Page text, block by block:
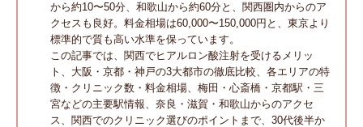
から約10〜50分、和歌山から約60分と、関西圏内からのア
クセスも良好。料金相場は60,000〜150,000円と、東京より
標準的で質も高い水準を保っています。
この記事では、関西でヒアルロン酸注射を受けるメリッ
ト、大阪・京都・神戸の3大都市の徹底比較、各エリアの特
徴・クリニック数・料金相場、梅田・心斎橋・京都駅・三
宮などの主要駅情報、奈良・滋賀・和歌山からのアクセ
ス、関西でのクリニック選びのポイントまで、30代後半か